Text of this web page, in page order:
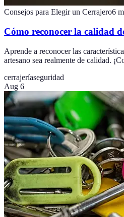
Consejos para Elegir un Cerrajero6
Cómo reconocer la calidad
Aprende a reconocer las
artesano sea realmente de calidad.
cerrajeríaseguridad
Aug 6